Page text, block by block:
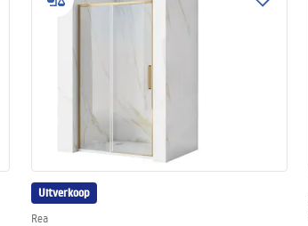
Uitverkoop
Rea